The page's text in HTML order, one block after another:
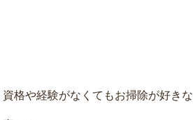
格や経験がなくてもお掃除が好きな